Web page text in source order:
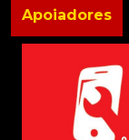
Apoiadores